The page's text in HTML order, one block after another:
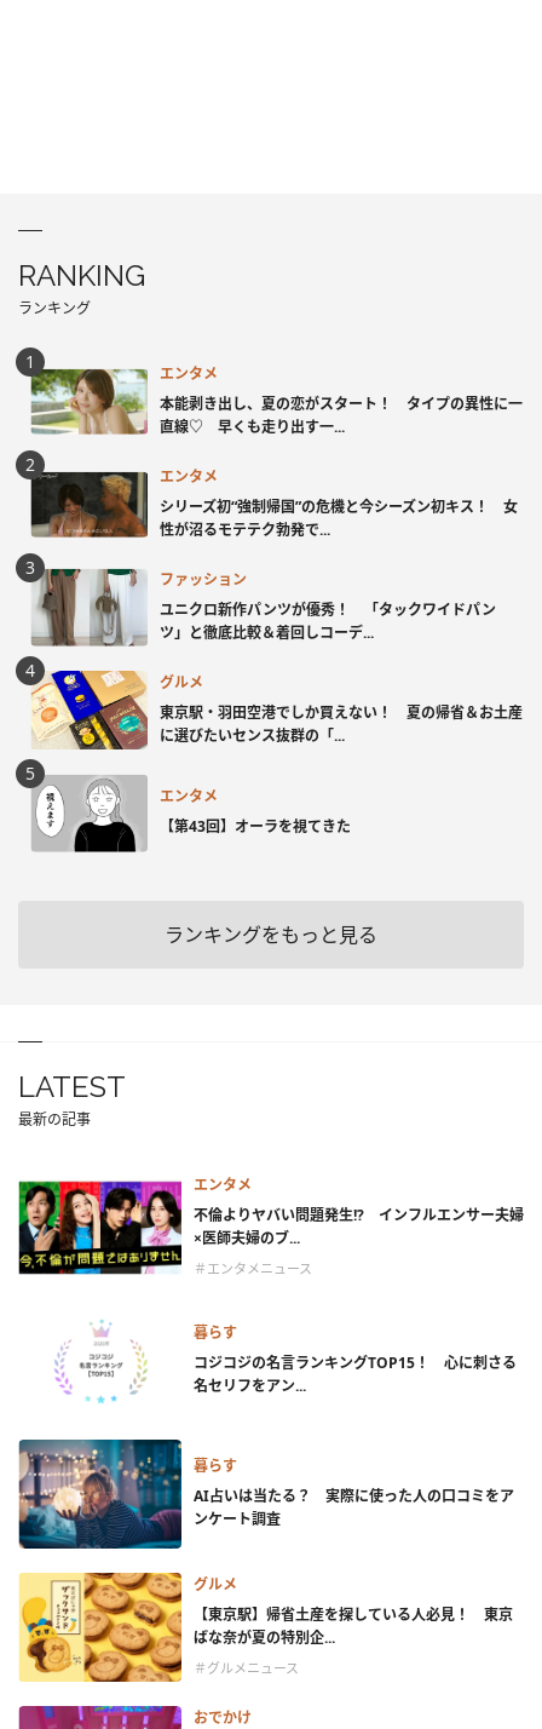
RANKING
ランキング
エンタメ
本能剥き出し、夏の恋がスタート！ タイプの異性に一
直線♡ 早くも走り出す一...
エンタメ
シリーズ初“強制帰国”の危機と今シーズン初キス！ 女
性が沼るモテテク勃発で...
ファッション
ユニクロ新作パンツが優秀！ 「タックワイドパン
ツ」と徹底比較＆着回しコーデ...
グルメ
東京駅・羽田空港でしか買えない！ 夏の帰省＆お土産
に選びたいセンス抜群の「...
エンタメ
【第43回】オーラを視てきた
ランキングをもっと見る
LATEST
最新の記事
エンタメ
不倫よりヤバい問題発生!? インフルエンサー夫婦
×医師夫婦のブ...
＃エンタメニュース
暮らす
コジコジの名言ランキングTOP15！ 心に刺さる
名セリフをアン...
暮らす
AI占いは当たる？ 実際に使った人の口コミをア
ンケート調査
グルメ
【東京駅】帰省土産を探している人必見！ 東京
ばな奈が夏の特別企...
＃グルメニュース
おでかけ